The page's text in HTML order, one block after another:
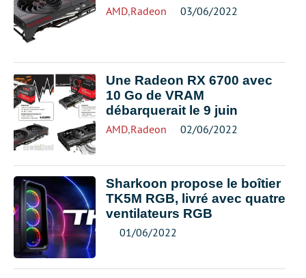
AMD,Radeon 03/06/2022
Une Radeon RX 6700 avec
10 Go de VRAM
débarquerait le 9 juin
AMD,Radeon 02/06/2022
Sharkoon propose le boîtier
TK5M RGB, livré avec quatre
ventilateurs RGB
01/06/2022